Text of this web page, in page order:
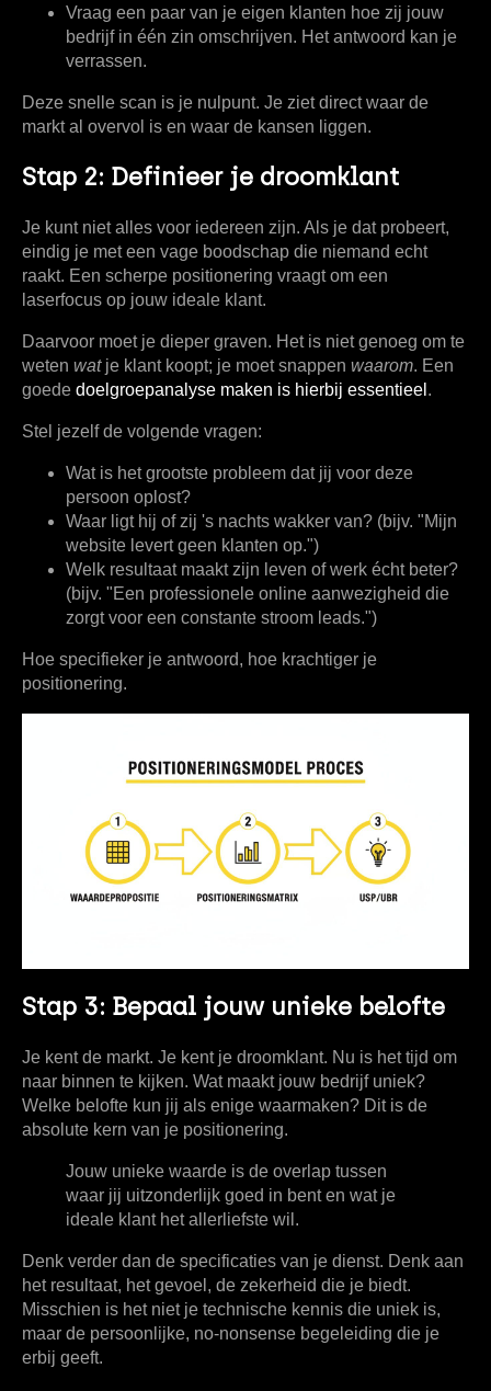
Vraag een paar van je eigen klanten hoe zij jouw
bedrijf in één zin omschrijven. Het antwoord kan je
verrassen.
Deze snelle scan is je nulpunt. Je ziet direct waar de
markt al overvol is en waar de kansen liggen.
Stap 2: Definieer je droomklant
Je kunt niet alles voor iedereen zijn. Als je dat probeert,
eindig je met een vage boodschap die niemand echt
raakt. Een scherpe positionering vraagt om een
laserfocus op jouw ideale klant.
Daarvoor moet je dieper graven. Het is niet genoeg om te
weten watje klant koopt; je moet snappen waarom. Een
goede doelgroepanalyse maken is hierbij essentieel .
Stel jezelf de volgende vragen:
Wat is hetgrootste probleem dat jij voor deze
persoon oplost?
Waar ligt hij of zij 's nachts wakker van? (bijv. "Mijn
website levert geen klanten op.")
Welk resultaat maakt zijn leven of werk écht beter?
(bijv. "Een professionele online aanwezigheid die
zorgt voor een constante stroom leads.")
Hoe specifieker je antwoord, hoe krachtiger je
positionering.
Stap 3: Bepaal jouw unieke belofte
Je kent de markt. Je kent je droomklant. Nu is het tijd om
naar binnen te kijken. Wat maakt jouw bedrijf uniek?
Welke belofte kun jij als enige waarmaken? Dit is de
absolute kern van je positionering.
Jouw unieke waarde is de overlap tussen
waar jij uitzonderlijk goed in bent en wat je
ideale klant het allerliefste wil.
Denk verder dan de specificaties van je dienst. Denk aan
het resultaat, het gevoel, de zekerheid die je biedt.
Misschien is het niet je technische kennis die uniek is,
maar de persoonlijke, no-nonsense begeleiding die je
erbij geeft.